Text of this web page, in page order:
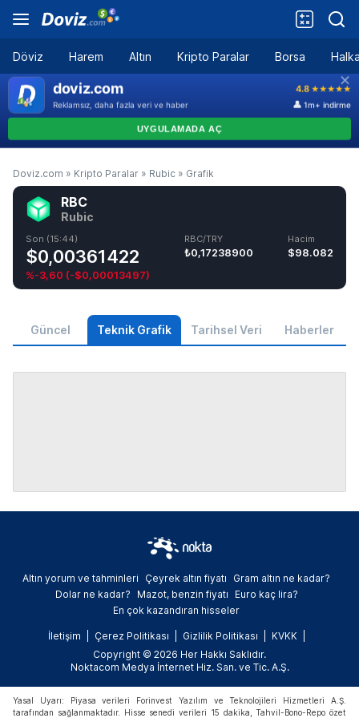
Döviz Harem Altın Kripto Paralar Borsa
Doviz.com » Kripto Paralar » Rubic » Grafik
RBC
Rubic
Son (15:44)
$0,00361422
%-3,60 (-$0,00013497)
RBC/TRY
₺0,17238900
Hacim
$98.082
Güncel Teknik Grafik Tarihsel Veri Haberler
Altın yorum ve tahminleri Çeyrek altın fiyatı
Gram altın ne kadar?
Dolar ne kadar?
Mazot, benzin fiyatı
Euro kaç lira?
En çok kazandıran hisseler
İletişim Çerez Politikası Gizlilik Politikası
KVKK
Copyright © 2026 Her Hakkı Saklıdır.
Noktacom Medya İnternet Hiz. San. ve Tic. A.Ş.
Yasal Uyarı: Piyasa verileri Forinvest Yazılım ve Teknolojileri Hizmetleri A.Ş.
tarafından sağlanmaktadır. Hisse senedi verileri 15 dakika, Tahvil-Bono-Repo özet